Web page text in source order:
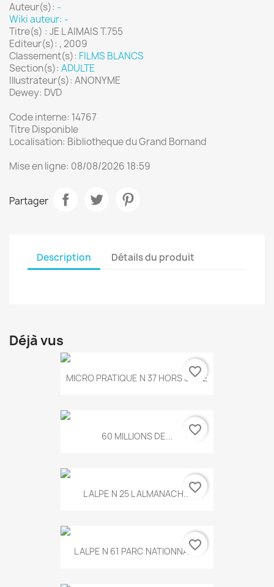
Auteur(s): -
Wiki auteur: -
Titre(s) : JE L AIMAIS T.755
Editeur(s): , 2009
Classement(s): FILMS BLANCS
Section(s): ADULTE
Illustrateur(s): ANONYME
Dewey: DVD
Code interne: 14767
Titre Disponible
Localisation: Bibliotheque du Grand Bornand
Mise en ligne: 08/08/2026 18:59
Partager
Description Détails du produit
Déjà vus
MICRO PRATIQUE N 37 HORS SERIE
favorite_border
60 MILLIONS DE... favorite_border
L ALPE N 25 L ALMANACH...favorite_border
L ALPE N 61 PARC NATIONNAL...
favorite_border